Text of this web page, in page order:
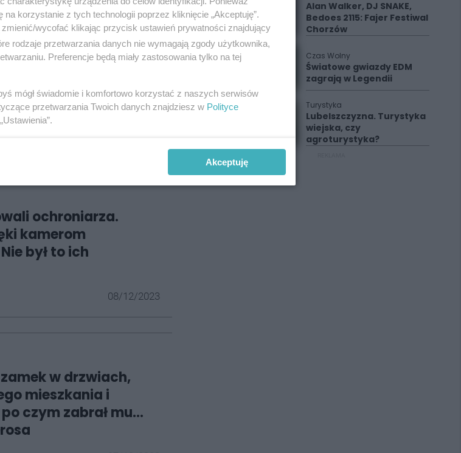
Okręgowej w Sosnowcu, a
zastosowano wobec niej
policjanci z Komendy
ochroniarza.
kamerom
był to ich
08/12/2023
w drzwiach,
mieszkania i
czym zabrał mu...
Alan Walker, DJ SNAKE,
Bedoes 2115: Fajer Festiwal
Chorzów
Czas Wolny
Światowe gwiazdy EDM
zagrają w Legendii
Turystyka
Lubelszczyzna. Turystyka
wiejska, czy
agroturystyka?
korzystanie z tych technologii poprzez kliknięcie „Akceptuję”.
wycofać klikając przycisk ustawień prywatności znajdujący
rodzaje przetwarzania danych nie wymagają zgody użytkownika,
Preferencje będą miały zastosowania tylko na tej
mógł świadomie i komfortowo korzystać z naszych serwisów
przetwarzania Twoich danych znajdziesz w Polityce
Akceptuję